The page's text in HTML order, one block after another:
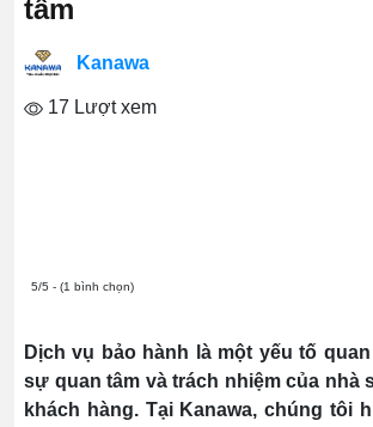
tâm
Kanawa
17 Lượt xem
5/5 - (1 bình chọn)
Dịch vụ bảo hành là một yếu tố
sự quan tâm và trách nhiệm của nhà
khách hàng. Tại Kanawa, chúng tôi